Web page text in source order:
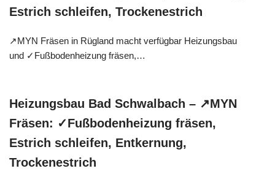
Estrich schleifen, Trockenestrich
↗️MYN Fräsen in Rügland macht verfügbar Heizungsbau
und ✓Fußbodenheizung fräsen,…
Heizungsbau Bad Schwalbach – ↗️MYN
Fräsen: ✓Fußbodenheizung fräsen,
Estrich schleifen, Entkernung,
Trockenestrich